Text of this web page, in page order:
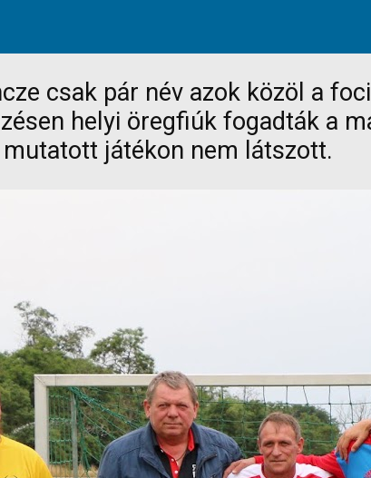
csak pár név azok közöl a
helyi öregfiúk fogadták a
játékon nem látszott.